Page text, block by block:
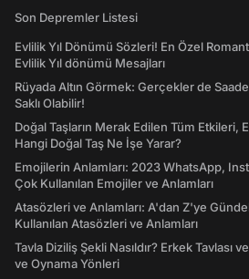
Son Depremler Listesi
Evlilik Yıl Dönümü Sözleri! En Özel
Evlilik Yıl dönümü Mesajları
Rüyada Altın Görmek: Gerçekler de
Saklı Olabilir!
Doğal Taşların Merak Edilen Tüm Etkileri,
Hangi Doğal Taş Ne İşe Yarar?
Emojilerin Anlamları: 2023 WhatsApp,
Çok Kullanılan Emojiler ve Anlamları
Atasözleri ve Anlamları: A'dan Z'ye
Kullanılan Atasözleri ve Anlamları
Tavla Diziliş Şekli Nasıldır? Erkek Tavlası
ve Oynama Yönleri